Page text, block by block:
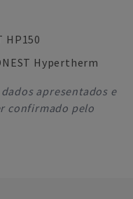
HP150
Hypertherm
apresentados e
confirmado pelo